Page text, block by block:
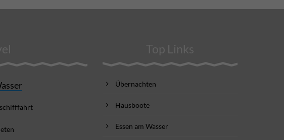
Top Links
Übernachten
Hausboote
Essen am Wasser